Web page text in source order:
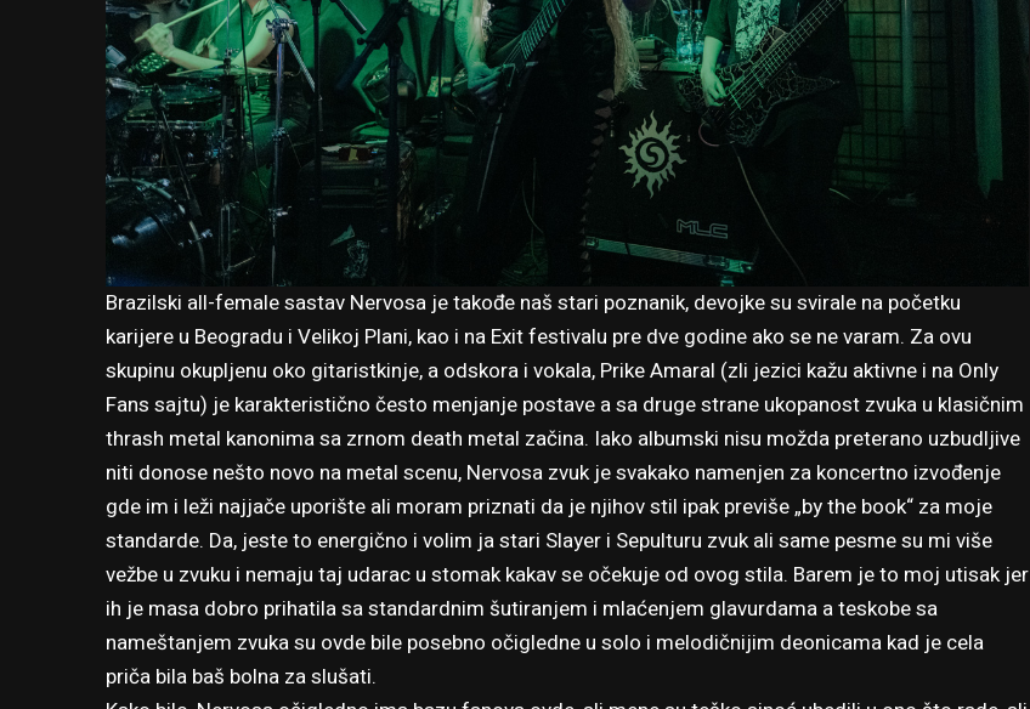
Brazilski all-female sastav Nervosa je takođe naš stari poznanik, devojke su svirale na početku
karijere u Beogradu i Velikoj Plani, kao i na Exit festivalu pre dve godine ako se ne varam. Za ovu
skupinu okupljenu oko gitaristkinje, a odskora i vokala, Prike Amaral (zli jezici kažu aktivne i na Only
Fans sajtu) je karakteristično često menjanje postave a sa druge strane ukopanost zvuka u klasičnim
thrash metal kanonima sa zrnom death metal začina. Iako albumski nisu možda preterano uzbudljive
niti donose nešto novo na metal scenu, Nervosa zvuk je svakako namenjen za koncertno izvođenje
gde im i leži najjače uporište ali moram priznati da je njihov stil ipak previše „by the book“ za moje
standarde. Da, jeste to energično i volim ja stari Slayer i Sepulturu zvuk ali same pesme su mi više
vežbe u zvuku i nemaju taj udarac u stomak kakav se očekuje od ovog stila. Barem je to moj utisak jer
ih je masa dobro prihatila sa standardnim šutiranjem i mlaćenjem glavurdama a teskobe sa
nameštanjem zvuka su ovde bile posebno očigledne u solo i melodičnijim deonicama kad je cela
priča bila baš bolna za slušati.